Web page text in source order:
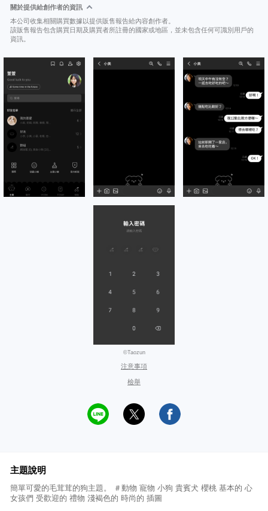
關於提供給創作者的資訊
本公司收集相關購買數據以提供販售報告給內容創作者。
該販售報告包含購買日期及購買者所註冊的國家或地區，並未包含任何可識別用戶的
資訊。
©Taozun
注意事項
檢舉
主題說明
簡單可愛的毛茸茸的狗主題。 ＃動物 寵物 小狗 貴賓犬 櫻桃 基本的 心
女孩們 受歡迎的 禮物 淺褐色的 時尚的 插圖